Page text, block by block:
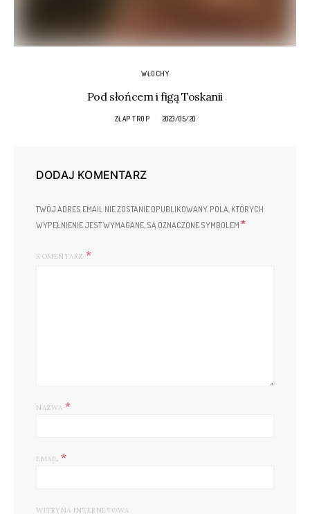
WŁOCHY
Pod słońcem i figą Toskanii
ZŁAP TROP 2023/05/20
DODAJ KOMENTARZ
TWÓJ ADRES EMAIL NIE ZOSTANIE OPUBLIKOWANY. POLA, KTÓRYCH
WYPEŁNIENIE JEST WYMAGANE, SĄ OZNACZONE SYMBOLEM *
KOMENTARZ
NAZWA *
EMAIL *
WITRYNA INTERNETOWA